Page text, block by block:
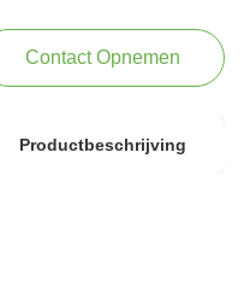
Contact Opnemen
Productbeschrijving